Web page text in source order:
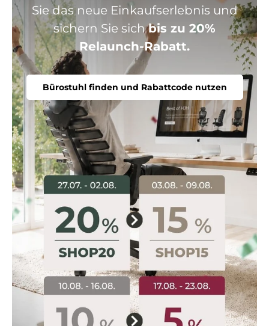
Sie das neue Einkaufserlebnis und
sichern Sie sichbis zu 20%
Relaunch-Rabatt.
Bürostuhl finden und Rabattcode nutzen